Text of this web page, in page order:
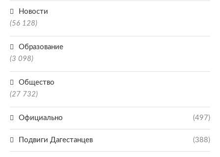
Новости
(56 128)
Образование
(3 098)
Общество
(27 732)
Официально (497)
Подвиги Дагестанцев (388)